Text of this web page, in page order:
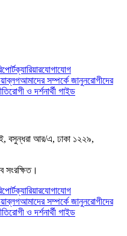
ক্যারিয়ারযোগাযোগ
ব্লগআমাদের সম্পর্কে জানুনরোগীদের
রোগী ও দর্শনার্থী গাইড
বসুন্ধরা আর/এ, ঢাকা ১২২৯,
সংরক্ষিত।
ক্যারিয়ারযোগাযোগ
ব্লগআমাদের সম্পর্কে জানুনরোগীদের
রোগী ও দর্শনার্থী গাইড